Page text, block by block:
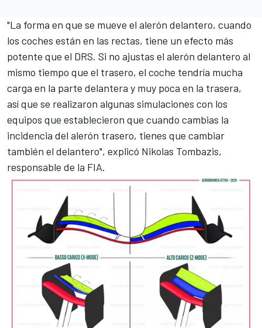
"La forma en que se mueve el alerón delantero, cuando
los coches están en las rectas, tiene un efecto más
potente que el DRS. Si no ajustas el alerón delantero al
mismo tiempo que el trasero, el coche tendría mucha
carga en la parte delantera y muy poca en la trasera,
así que se realizaron algunas simulaciones con los
equipos que establecieron que cuando cambias la
incidencia del alerón trasero, tienes que cambiar
también el delantero", explicó Nikolas Tombazis,
responsable de la FIA.